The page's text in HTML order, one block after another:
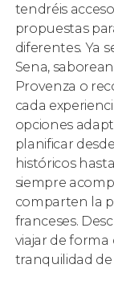
tendréis
propuestas
diferentes. Ya
Sena,
Provenza o
cada
opciones
planificar
históricos
siempre
comparten la
franceses.
viajar de forma
tranquilidad